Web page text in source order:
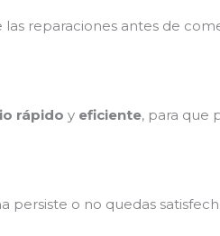
reparaciones antes de
rápido y eficiente, para que
persiste o no quedas